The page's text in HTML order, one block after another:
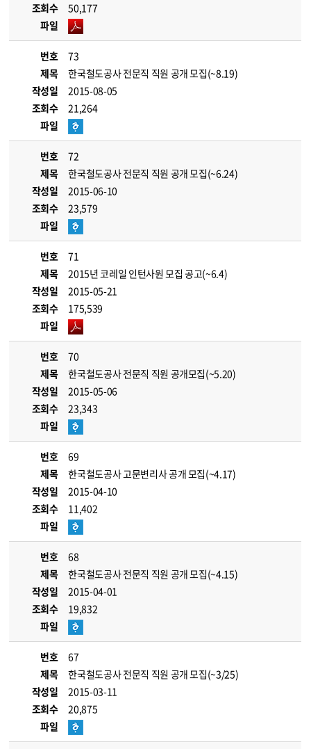
조회수
50,177
파일
번호
73
제목
한국철도공사 전문직 직원 공개 모집(~8.19)
작성일
2015-08-05
조회수
21,264
파일
번호
72
제목
한국철도공사 전문직 직원 공개 모집(~6.24)
작성일
2015-06-10
조회수
23,579
파일
번호
71
제목
2015년 코레일 인턴사원 모집 공고(~6.4)
작성일
2015-05-21
조회수
175,539
파일
번호
70
제목
한국철도공사 전문직 직원 공개모집(~5.20)
작성일
2015-05-06
조회수
23,343
파일
번호
69
제목
한국철도공사 고문변리사 공개 모집(~4.17)
작성일
2015-04-10
조회수
11,402
파일
번호
68
제목
한국철도공사 전문직 직원 공개 모집(~4.15)
작성일
2015-04-01
조회수
19,832
파일
번호
67
제목
한국철도공사 전문직 직원 공개 모집(~3/25)
작성일
2015-03-11
조회수
20,875
파일